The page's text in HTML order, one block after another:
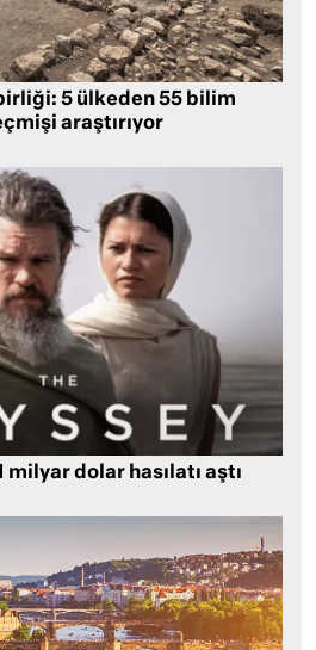
5 ülkeden 55 bilim
araştırıyor
milyar dolar hasılatı aştı